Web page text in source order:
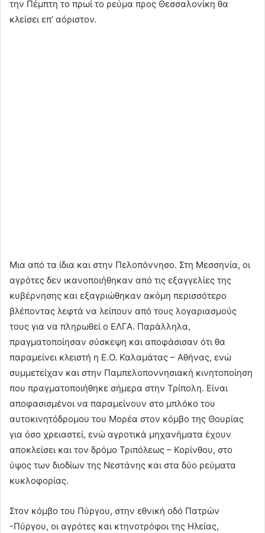
την Πέμπτη το πρωί το ρεύμα προς Θεσσαλονίκη θα
κλείσει επ’ αόριστον.
Μια από τα ίδια και στην Πελοπόννησο. Στη Μεσσηνία, οι
αγρότες δεν ικανοποιήθηκαν από τις εξαγγελίες της
κυβέρνησης και εξαγριώθηκαν ακόμη περισσότερο
βλέποντας λεφτά να λείπουν από τους λογαριασμούς
τους για να πληρωθεί ο ΕΛΓΑ. Παράλληλα,
πραγματοποίησαν σύσκεψη και αποφάσισαν ότι θα
παραμείνει κλειστή η Ε.Ο. Καλαμάτας – Αθήνας, ενώ
συμμετείχαν και στην Παμπελοποννησιακή κινητοποίηση
που πραγματοποιήθηκε σήμερα στην Τρίπολη. Είναι
αποφασισμένοι να παραμείνουν στο μπλόκο του
αυτοκινητόδρομου του Μορέα στον κόμβο της Θουρίας
για όσο χρειαστεί, ενώ αγροτικά μηχανήματα έχουν
αποκλείσει και τον δρόμο Τριπόλεως – Κορίνθου, στο
ύψος των διοδίων της Νεστάνης και στα δύο ρεύματα
κυκλοφορίας.
Στον κόμβο του Πύργου, στην εθνική οδό Πατρών
-Πύργου, οι αγρότες και κτηνοτρόφοι της Ηλείας,